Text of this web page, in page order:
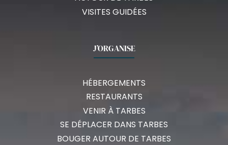
VISITES GUIDÉES
J’ORGANISE
HÉBERGEMENTS
RESTAURANTS
VENIR À TARBES
SE DÉPLACER DANS TARBES
BOUGER AUTOUR DE TARBES